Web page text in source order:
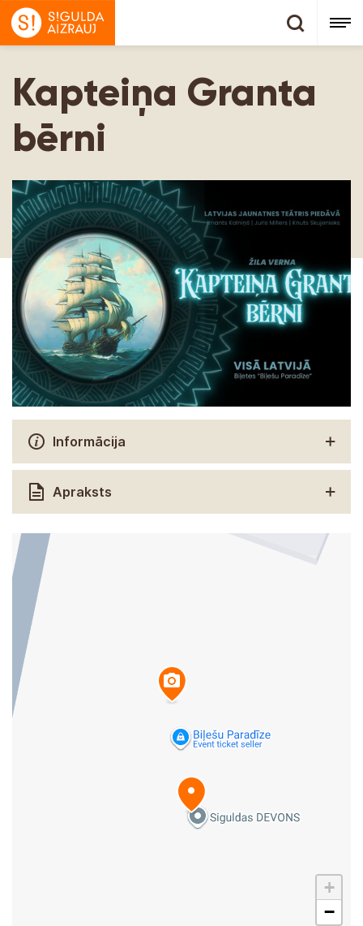
Kapteiņa Granta
bērni
Informācija
Apraksts
+
−